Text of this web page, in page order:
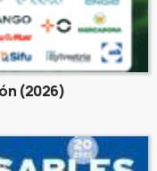
(2026)